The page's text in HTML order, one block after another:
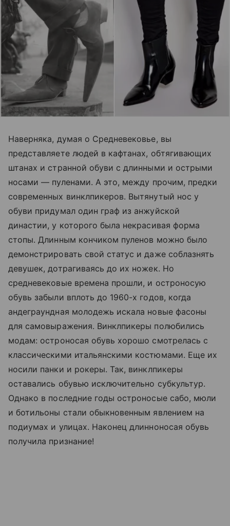
Наверняка, думая о Средневековье, вы
представляете людей в кафтанах, обтягивающих
штанах и странной обуви с длинными и острыми
носами — пуленами. А это, между прочим, предки
современных винклпикеров. Вытянутый нос у
обуви придумал один граф из анжуйской
династии, у которого была некрасивая форма
стопы. Длинным кончиком пуленов можно было
демонстрировать свой статус и даже соблазнять
девушек, дотрагиваясь до их ножек. Но
средневековые времена прошли, и остроносую
обувь забыли вплоть до 1960-х годов, когда
андеграундная молодежь искала новые фасоны
для самовыражения. Винклпикеры полюбились
модам: остроносая обувь хорошо смотрелась с
классическими итальянскими костюмами. Еще их
носили панки и рокеры. Так, винклпикеры
оставались обувью исключительно субкультур.
Однако в последние годы остроносые сабо, мюли
и ботильоны стали обыкновенным явлением на
подиумах и улицах. Наконец длинноносая обувь
получила признание!